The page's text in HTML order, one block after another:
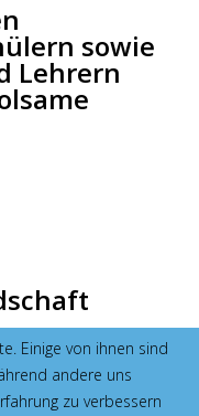
sowie
Lehrern
am GBG.
Einige von ihnen sind
andere uns
zu verbessern